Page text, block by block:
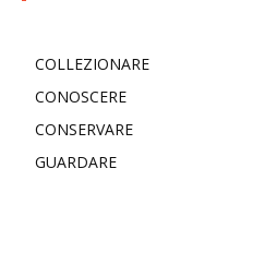
COLLEZIONARE
CONOSCERE
CONSERVARE
GUARDARE